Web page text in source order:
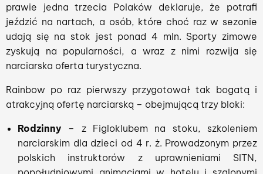
prawie jedna trzecia Polaków deklaruje, że potrafi
jeździć na nartach, a osób, które choć raz w sezonie
udają się na stok jest ponad 4 mln. Sporty zimowe
zyskują na popularności, a wraz z nimi rozwija się
narciarska oferta turystyczna.
Rainbow po raz pierwszy przygotował tak bogatą i
atrakcyjną ofertę narciarską – obejmującą trzy bloki:
Rodzinny – z Figloklubem na stoku, szkoleniem
narciarskim dla dzieci od 4 r. ż. Prowadzonym przez
polskich instruktorów z uprawnieniami SITN,